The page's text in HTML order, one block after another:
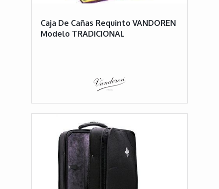
Caja De Cañas Requinto VANDOREN
Modelo TRADICIONAL